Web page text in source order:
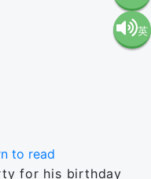
語（米
英
to read
for his birthday